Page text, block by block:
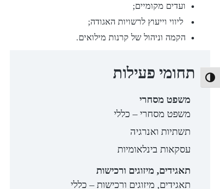
ניגודיות גבוההתחומי פעילות
משפט מסחרי
משפט מסחרי – כללי
תשתיות ואנרגיה
עסקאות בינלאומיות
תאגידים, מיזוגים ורכישות
תאגידים, מיזוגים ורכישות – כללי
ועדים מקומיים;
ליווי וייעוץ לרשויות האגודה;
הקמה וניהול של קרנות מילואים.